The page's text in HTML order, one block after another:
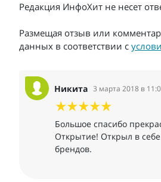
Редакция ИнфоХит не несет
Размещая отзыв или
данных в соответствии с
Никита 3 марта 2018 в
Большое спасибо
Открытие! Открыл в
брендов.